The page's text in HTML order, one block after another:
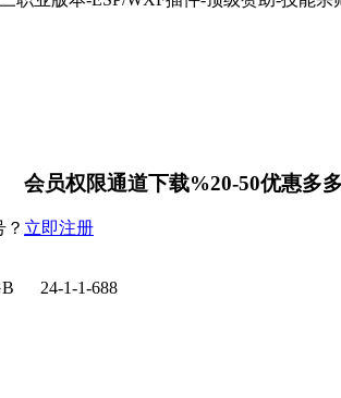
员权限通道下载%20-50优惠多多
立即注册
24-1-1-688